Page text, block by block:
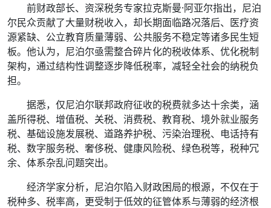
前财政部长、资深税务专家拉克斯曼·阿亚尔指出，尼泊
尔民众贡献了大量财税收入，却长期面临路况落后、医疗资
源紧缺、公立教育质量薄弱、公共服务不稳定等诸多民生短
板。他认为，尼泊尔亟需整合碎片化的税收体系、优化税制
架构，通过结构性调整逐步降低税率，减轻全社会的纳税负
担。
据悉，仅尼泊尔联邦政府征收的税费就多达十余类，涵
盖所得税、增值税、关税、消费税、教育税、境外就业服务
税、基础设施发展税、道路养护税、污染治理税、电话持有
税、数字服务税、奢侈税、健康风险税、绿色税等，税种冗
余、体系杂乱问题突出。
经济学家分析，尼泊尔陷入财政困局的根源，不仅在于
税种多、税率高，更受制于低效的征管体系与薄弱的经济根